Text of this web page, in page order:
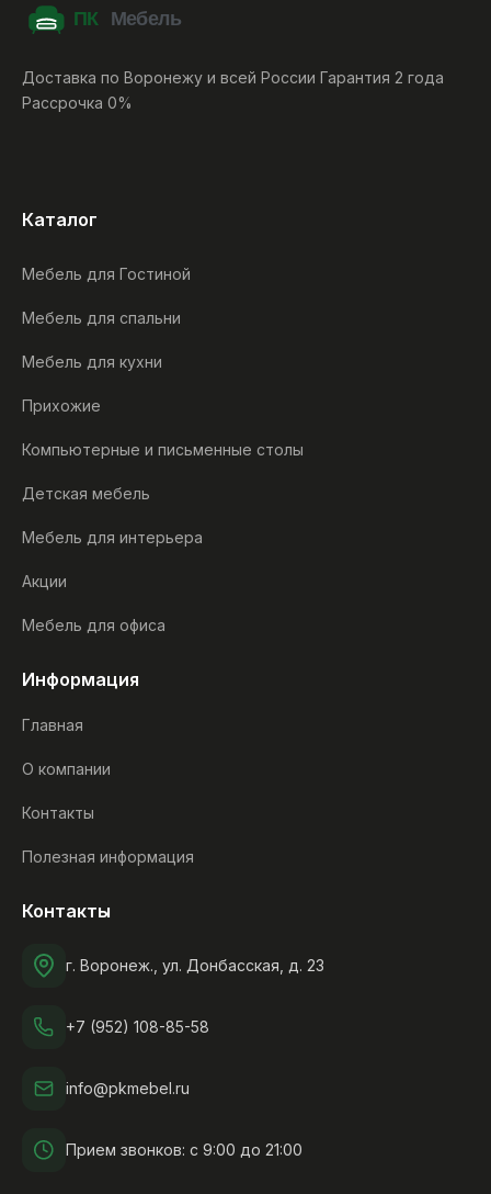
Доставка по Воронежу и всей России Гарантия 2 года
Рассрочка 0%
Каталог
Мебель для Гостиной
Мебель для спальни
Мебель для кухни
Прихожие
Компьютерные и письменные столы
Детская мебель
Мебель для интерьера
Акции
Мебель для офиса
Информация
Главная
О компании
Контакты
Полезная информация
Контакты
г. Воронеж., ул. Донбасская, д. 23
+7 (952) 108-85-58
info@pkmebel.ru
Прием звонков: с 9:00 до 21:00